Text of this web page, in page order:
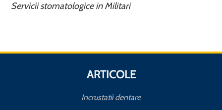
Servicii stomatologice in Militari
ARTICOLE
Incrustatii dentare